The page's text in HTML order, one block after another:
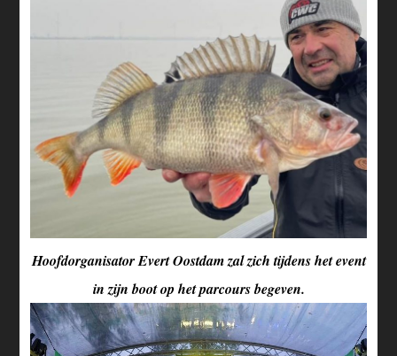
Hoofdorganisator Evert Oostdam zal zich tijdens het event
in zijn boot op het parcours begeven.